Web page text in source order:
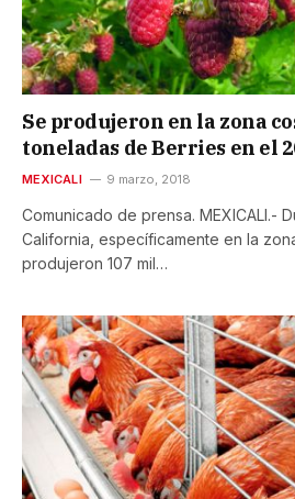
Se produjeron en la zona
toneladas de Berries en el
MEXICALI 9 marzo, 2018
Comunicado de prensa. MEXICALI.-
California, específicamente en la
produjeron 107 mil…